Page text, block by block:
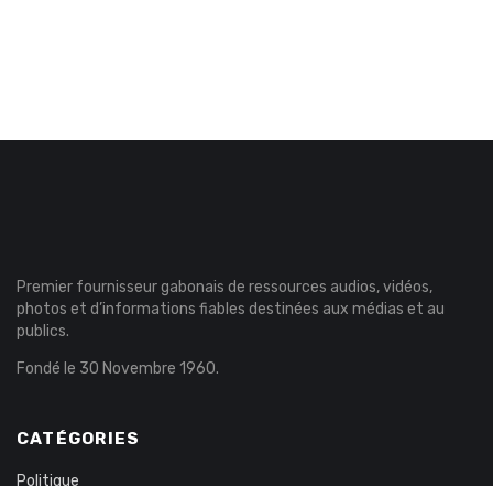
Premier fournisseur gabonais de ressources audios, vidéos,
photos et d’informations fiables destinées aux médias et au
publics.
Fondé le 30 Novembre 1960.
CATÉGORIES
Politique